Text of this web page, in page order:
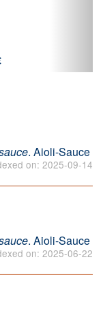
. Aioli-Sauce
on: 2025-09-14
. Aioli-Sauce
on: 2025-06-22